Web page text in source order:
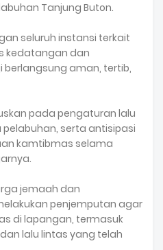
Tanjung Buton.
seluruh instansi terkait
kedatangan dan
aman, tertib,
pada pengaturan lalu
serta antisipasi
kamtibmas selama
jemaah dan
penjemputan agar
di lapangan, termasuk
lalu lintas yang telah